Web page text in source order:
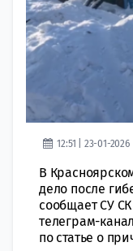
12:51 | 23-01-2026
В
дело после
сообщает СУ
телеграм-
по статье о